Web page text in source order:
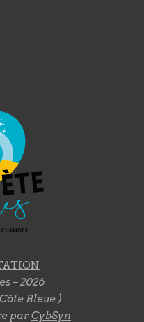
– 2026
Bleue )
parCybSyn